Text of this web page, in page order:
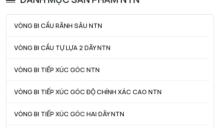
VÒNG BI CẦU RÃNH SÂU NTN
VÒNG BI CẦU TỰ LỰA 2 DÃY NTN
VÒNG BI TIẾP XÚC GÓC NTN
VÒNG BI TIẾP XÚC GÓC ĐỘ CHÍNH XÁC CAO NTN
VÒNG BI TIẾP XÚC GÓC HAI DÃY NTN
Dc max - Max outer ring GO diameter 189 mm
r1a - Bán kính góc lượn tối đa